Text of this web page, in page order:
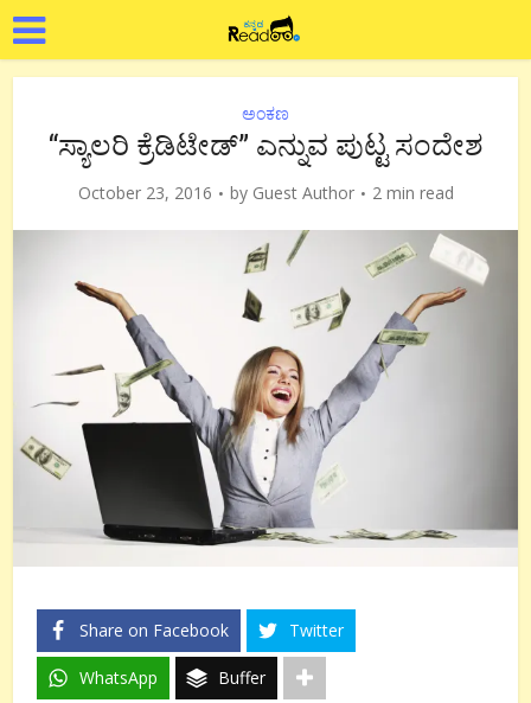
ಅಂಕಣ
“ಸ್ಯಾಲರಿ ಕ್ರೆಡಿಟೇಡ್” ಎನ್ನುವ ಪುಟ್ಟ ಸಂದೇಶ
October 23, 2016 by Guest Author 2 min read
Share on Facebook Twitter
WhatsApp Buffer